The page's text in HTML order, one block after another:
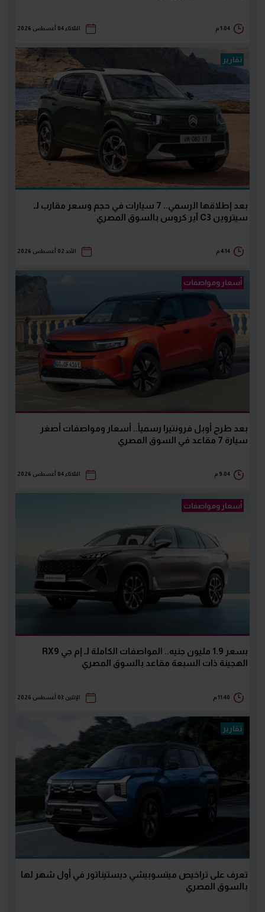
1:04 م الثلاثاء 04 أغسطس 2026
تقارير
بعد إطلاقها الرسمي.. 7 سيارات في حجم وسعر مقارب لـ
سيتروين C3 آير كروس بالسوق المصري
4:14 م الأحد 02 أغسطس 2026
أسعار ومواصفات
بعد طرح أوبل فرونتيرا رسمياً.. أسعار ومواصفات أصغر
سيارة 7 مقاعد في السوق المصري
9:04 م الثلاثاء 04 أغسطس 2026
أسعار ومواصفات
بسعر 1.9 مليون جنيه.. المواصفات الكاملة لـ إم جي RX9
الهجينة ذات السبعة مقاعد بالسوق المصري
11:40 م الإثنين 03 أغسطس 2026
تقارير
تعرف على تراخيص ميتسوبيشي ديستيناتور في أول شهر لها
بالسوق المصري